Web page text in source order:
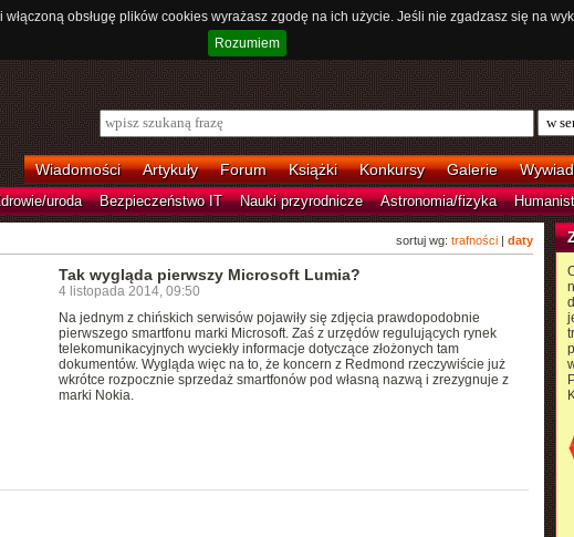
obsługę plików cookies wyrażasz zgodę na ich użycie. Jeśli nie zgadzasz się na
Rozumiem
Wiadomości Artykuły Forum Książki Konkursy Galerie
uroda Bezpieczeństwo IT Nauki przyrodnicze Astronomia/fizyka
sortuj wg: trafności| daty
Tak wygląda pierwszy Microsoft Lumia?
4 listopada 2014, 09:50
Na jednym z chińskich serwisów pojawiły się zdjęcia prawdopodobnie
pierwszego smartfonu marki Microsoft. Zaś z urzędów regulujących rynek
telekomunikacyjnych wyciekły informacje dotyczące złożonych tam
dokumentów. Wygląda więc na to, że koncern z Redmond rzeczywiście już
wkrótce rozpocznie sprzedaż smartfonów pod własną nazwą i zrezygnuje z
marki Nokia.